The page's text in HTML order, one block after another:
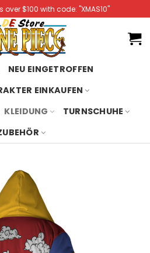
over $100 with code: "XMAS10"
NEU EINGETROFFEN
EINKAUFEN
KLEIDUNG
TURNSCHUHE